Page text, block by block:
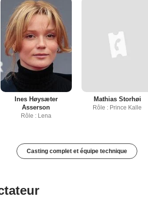
Ines Høysæter
Asserson
Rôle : Lena
Mathias Storhøi
Rôle : Prince Kalle
Casting complet et équipe technique